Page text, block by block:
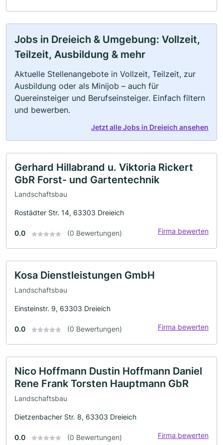
Jobs in Dreieich & Umgebung: Vollzeit,
Teilzeit, Ausbildung & mehr
Aktuelle Stellenangebote in Vollzeit, Teilzeit, zur
Ausbildung oder als Minijob – auch für
Quereinsteiger und Berufseinsteiger. Einfach filtern
und bewerben.
Jetzt alle Jobs in Dreieich ansehen
Gerhard Hillabrand u. Viktoria Rickert
GbR Forst- und Gartentechnik
Landschaftsbau
Rostädter Str. 14, 63303 Dreieich
0.0 (0 Bewertungen) Firma bewerten
Kosa Dienstleistungen GmbH
Landschaftsbau
Einsteinstr. 9, 63303 Dreieich
0.0 (0 Bewertungen) Firma bewerten
Nico Hoffmann Dustin Hoffmann Daniel
Rene Frank Torsten Hauptmann GbR
Landschaftsbau
Dietzenbacher Str. 8, 63303 Dreieich
0.0 (0 Bewertungen) Firma bewerten